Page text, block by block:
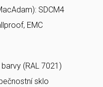
SDCM4
EMC
(RAL 7021)
sklo